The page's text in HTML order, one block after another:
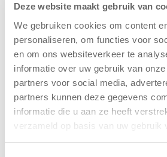
Deze website maakt gebruik van
We gebruiken cookies om content
personaliseren, om functies voor
en om ons websiteverkeer te
informatie over uw gebruik van
partners voor social media,
partners kunnen deze gegevens
informatie die u aan ze heeft
verzameld op basis van uw gebruik
Westerburcht
trainen alvast
voor Kids First
Mini 4 Mijl
7 augustus 2026
Eelde, 6 augustus
2026 – Kinderen
van BSO De
11